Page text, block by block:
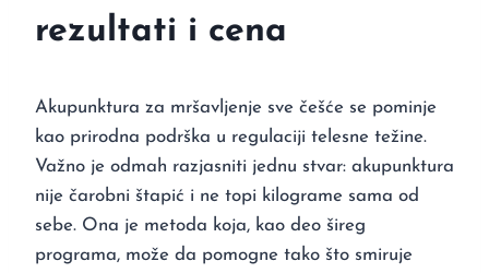
rezultati i cena
Akupunktura za mršavljenje sve češće se pominje
kao prirodna podrška u regulaciji telesne težine.
Važno je odmah razjasniti jednu stvar: akupunktura
nije čarobni štapić i ne topi kilograme sama od
sebe. Ona je metoda koja, kao deo šireg
programa, može da pomogne tako što smiruje